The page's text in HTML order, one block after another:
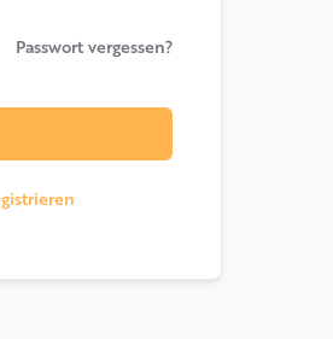
Passwort vergessen?